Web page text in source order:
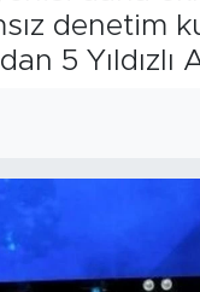
denetim
5